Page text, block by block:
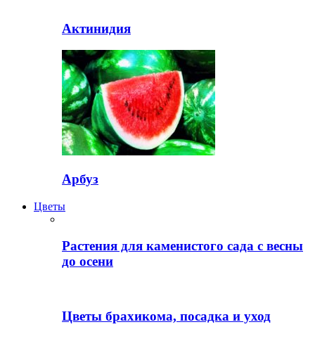
Актинидия
Арбуз
Цветы
Растения для каменистого сада с весны
до осени
Цветы брахикома, посадка и уход